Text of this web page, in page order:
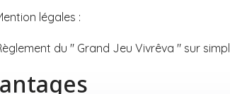
légales :
du " Grand Jeu Vivrêva " sur